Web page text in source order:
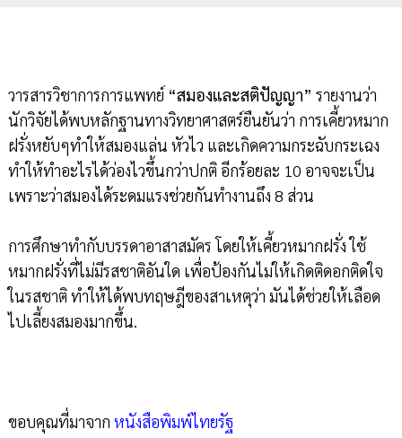
วารสารวิชาการการแพทย์ “สมองและสติปัญญา” รายงานว่า
นักวิจัยได้พบหลักฐานทางวิทยาศาสตร์ยืนยันว่า การเคี้ยวหมาก
ฝรั่งหยับๆทำให้สมองแล่น หัวไว และเกิดความกระฉับกระเฉง
ทำให้ทำอะไรได้ว่องไวขึ้นกว่าปกติ อีกร้อยละ 10 อาจจะเป็น
เพราะว่าสมองได้ระดมแรงช่วยกันทำงานถึง 8 ส่วน
การศึกษาทำกับบรรดาอาสาสมัคร โดยให้เคี้ยวหมากฝรั่ง ใช้
หมากฝรั่งที่ไม่มีรสชาติอันใด เพื่อป้องกันไม่ให้เกิดติดอกติดใจ
ในรสชาติ ทำให้ได้พบทฤษฎีของสาเหตุว่า มันได้ช่วยให้เลือด
ไปเลี้ยงสมองมากขึ้น.
ขอบคุณที่มาจาก หนังสือพิมพ์ไทยรัฐ